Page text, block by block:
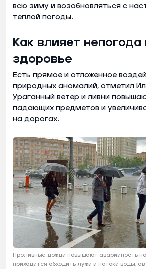
всю зиму и возобновляться с
теплой погоды.
Как влияет непогода
здоровье
Есть прямое и отложенное
природных аномалий, отметил
Ураганный ветер и ливни
падающих предметов и
на дорогах​.
Проливные дожди повышают аварийность
приходится обходить лужи и потоки воды,